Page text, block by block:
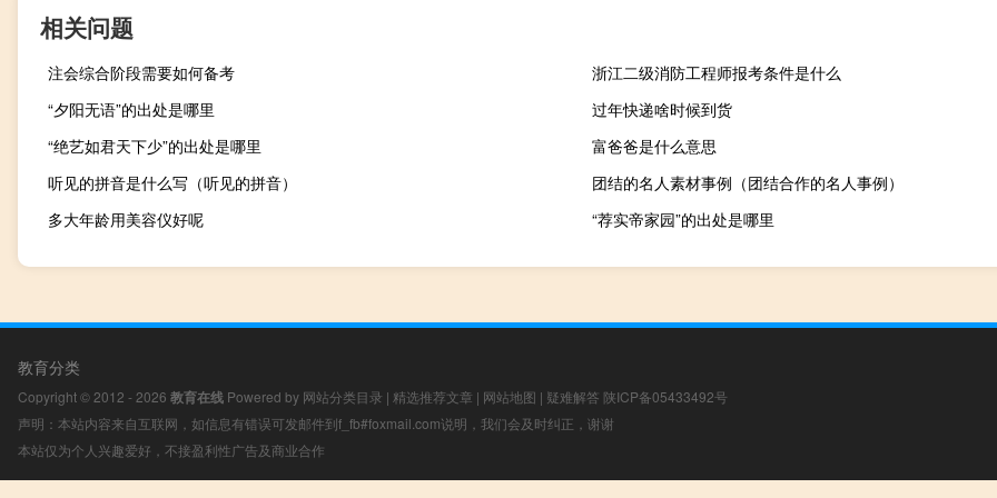
相关问题
注会综合阶段需要如何备考
浙江二级消防工程师报考条件是什么
“夕阳无语”的出处是哪里
过年快递啥时候到货
“绝艺如君天下少”的出处是哪里
富爸爸是什么意思
听见的拼音是什么写（听见的拼音）
团结的名人素材事例（团结合作的名人事例）
多大年龄用美容仪好呢
“荐实帝家园”的出处是哪里
教育分类
Copyright © 2012 - 2026 教育在线 Powered by 网站分类目录 | 精选推荐文章 | 网站地图 | 疑难解答 陕ICP备05433492号
声明：本站内容来自互联网，如信息有错误可发邮件到f_fb#foxmail.com说明，我们会及时纠正，谢谢
本站仅为个人兴趣爱好，不接盈利性广告及商业合作